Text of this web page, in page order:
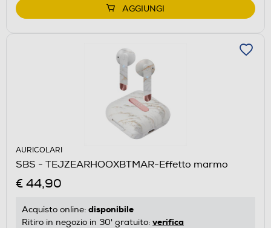
AGGIUNGI
AURICOLARI
SBS - TEJZEARHOOXBTMAR-Effetto marmo
€ 44,90
Acquisto online: disponibile
Ritiro in negozio in 30' gratuito: verifica